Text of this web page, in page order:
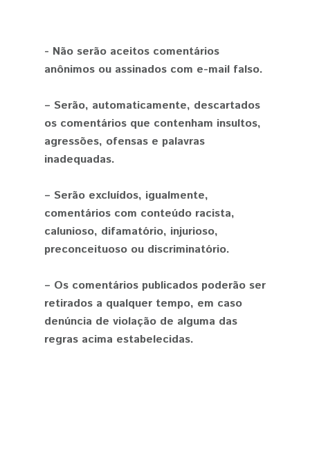
- Não serão aceitos comentários
anônimos ou assinados com e-mail falso.
– Serão, automaticamente, descartados
os comentários que contenham insultos,
agressões, ofensas e palavras
inadequadas.
– Serão excluídos, igualmente,
comentários com conteúdo racista,
calunioso, difamatório, injurioso,
preconceituoso ou discriminatório.
– Os comentários publicados poderão ser
retirados a qualquer tempo, em caso
denúncia de violação de alguma das
regras acima estabelecidas.